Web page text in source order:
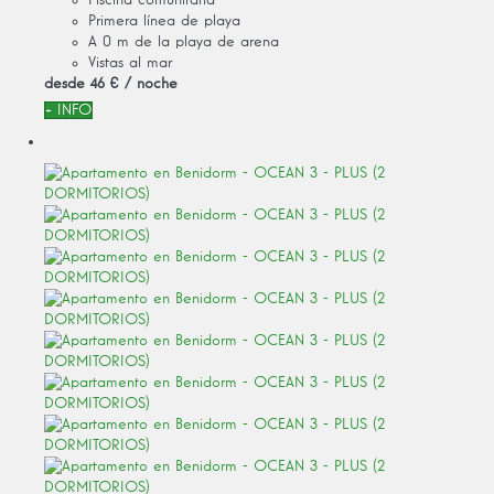
Primera línea de playa
A 0 m de la playa de arena
Vistas al mar
desde 46 € / noche
+ INFO